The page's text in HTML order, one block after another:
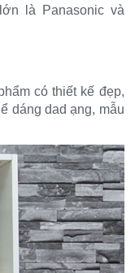
là Panasonic và
có thiết kế đẹp,
dáng dad ạng, mẫu